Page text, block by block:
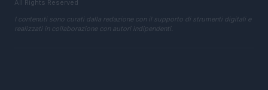
All Rights Reserved
I contenuti sono curati dalla redazione con il supporto di strumenti digitali e
realizzati in collaborazione con autori indipendenti.